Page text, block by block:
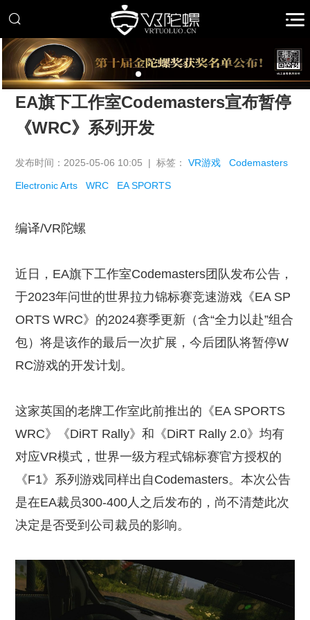
推广
EA旗下工作室Codemasters宣布暂停
《WRC》系列开发
发布时间：2025-05-06 10:05 | 标签：VR游戏 Codemasters
Electronic Arts WRC EA SPORTS
编译/VR陀螺
近日，EA旗下工作室Codemasters团队发布公告，
于2023年问世的世界拉力锦标赛竞速游戏《EA SP
ORTS WRC》的2024赛季更新（含“全力以赴”组合
包）将是该作的最后一次扩展，今后团队将暂停W
RC游戏的开发计划。
这家英国的老牌工作室此前推出的《EA SPORTS
WRC》《DiRT Rally》和《DiRT Rally 2.0》均有
对应VR模式，世界一级方程式锦标赛官方授权的
《F1》系列游戏同样出自Codemasters。本次公告
是在EA裁员300-400人之后发布的，尚不清楚此次
决定是否受到公司裁员的影响。